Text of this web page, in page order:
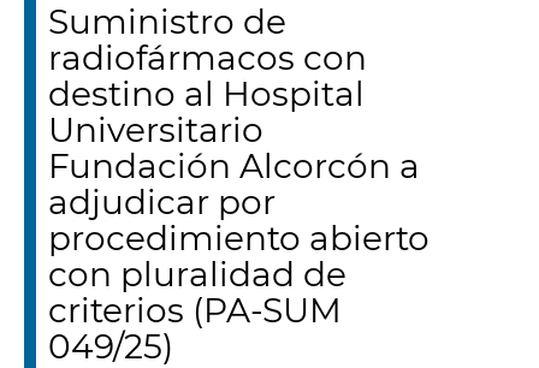
Suministro de
radiofármacos con
destino al Hospital
Universitario
Fundación Alcorcón a
adjudicar por
procedimiento abierto
con pluralidad de
criterios (PA-SUM
049/25)